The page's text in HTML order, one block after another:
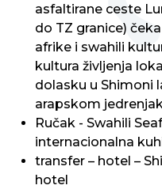
asfaltirane ceste
do TZ granice)
afrike i swahili
kultura življenja
dolasku u Shimoni
arapskom
Ručak - Swahili
internacionalna
transfer – hotel –
hotel